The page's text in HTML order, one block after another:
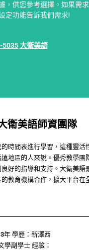
，供您參考選擇。如果需
定功能告訴我們需求!
5035 大衛美語
衛美語師資團隊
時間表進行學習，這種靈活
地區的人來說。優秀教學團
好的指導和支持。大衛美語
的教育機構合作，擴大平台在
年 學歷：新澤西
學副學士 經驗：